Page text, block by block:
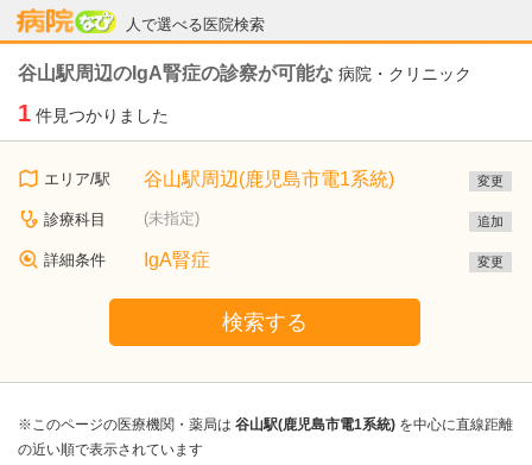
人で選べる医院検索
病院なび
谷山駅周辺のIgA腎症の診察が可能な 病院・クリニック
1 件見つかりました
エリア/駅 谷山駅周辺(鹿児島市電1系統) 変更
診療科目 (未指定) 追加
詳細条件 IgA腎症 変更
検索する
※このページの医療機関・薬局は 谷山駅(鹿児島市電1系統) を中心に直線距離
の近い順で表示されています